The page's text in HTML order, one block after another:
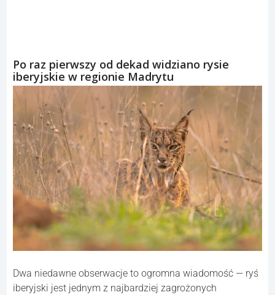
Po raz pierwszy od dekad widziano rysie
iberyjskie w regionie Madrytu
Dwa niedawne obserwacje to ogromna wiadomość — ryś
iberyjski jest jednym z najbardziej zagrożonych